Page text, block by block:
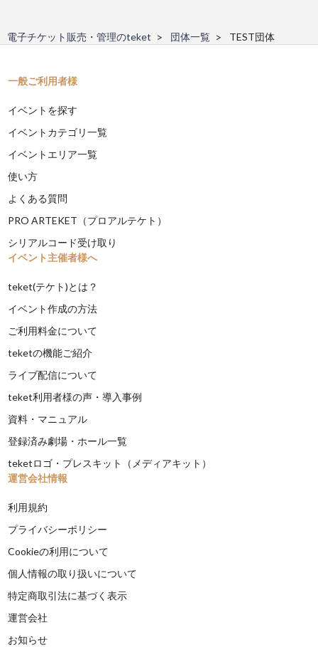
電子チケット販売・管理のteket 団体一覧 TEST団体
一般ご利用者様
イベントを探す
イベントカテゴリ一覧
イベントエリア一覧
使い方
よくある質問
PRO ARTEKET（プロアルテケト）
シリアルコード受け取り
イベント主催者様へ
teket(テケト)とは？
イベント作成の方法
ご利用料金について
teketの機能ご紹介
ライブ配信について
teket利用者様の声・導入事例
資料・マニュアル
登録済み劇場・ホール一覧
teketロゴ・プレスキット（メディアキット）
運営会社情報
利用規約
プライバシーポリシー
Cookieの利用について
個人情報の取り扱いについて
特定商取引法に基づく表示
運営会社
お知らせ